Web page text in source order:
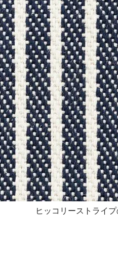
ヒッコリーストライ